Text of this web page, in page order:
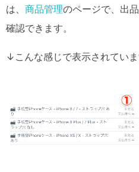
は、 商品管理のページで、出
確認できます。
↓こんな感じで表示されてい